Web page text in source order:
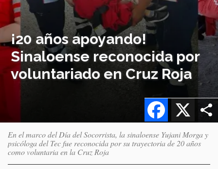
¡20 años apoyando!
Sinaloense reconocida por
voluntariado en Cruz Roja
X
Facebook
En el marco del Día del Socorrista, la sinaloense Yujani Morga y
psicóloga del Tec fue reconocida por su trayectoria de 20 años
como voluntaria en la Cruz Roja